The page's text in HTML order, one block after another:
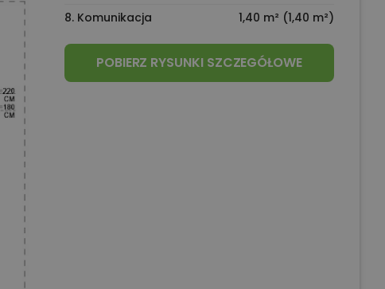
8. Komunikacja
1,40 m² (1,40 m²)
POBIERZ RYSUNKI SZCZEGÓŁOWE